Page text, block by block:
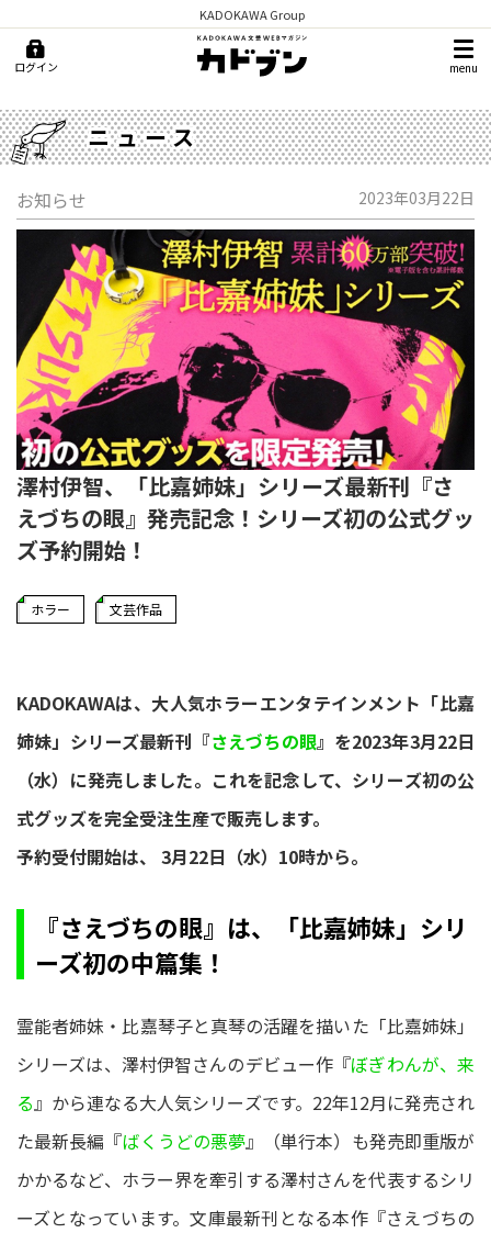
KADOKAWA Group
ログイン menu
ニュース
お知らせ 2023年03月22日
澤村伊智、「比嘉姉妹」シリーズ最新刊『さ
えづちの眼』発売記念！シリーズ初の公式グッ
ズ予約開始！
ホラー 文芸作品
KADOKAWAは、大人気ホラーエンタテインメント「比嘉
姉妹」シリーズ最新刊『さえづちの眼』を2023年3月22日
（水）に発売しました。これを記念して、シリーズ初の公
式グッズを完全受注生産で販売します。
予約受付開始は、 3月22日（水）10時から。
『さえづちの眼』は、「比嘉姉妹」シリ
ーズ初の中篇集！
霊能者姉妹・比嘉琴子と真琴の活躍を描いた「比嘉姉妹」
シリーズは、澤村伊智さんのデビュー作『ぼぎわんが、来
る』から連なる大人気シリーズです。22年12月に発売され
た最新長編『ばくうどの悪夢』（単行本）も発売即重版が
かかるなど、ホラー界を牽引する澤村さんを代表するシリ
ーズとなっています。文庫最新刊となる本作『さえづちの